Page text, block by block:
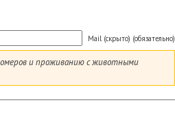
Mail (скрыто) (обязательно)
и проживанию с животными